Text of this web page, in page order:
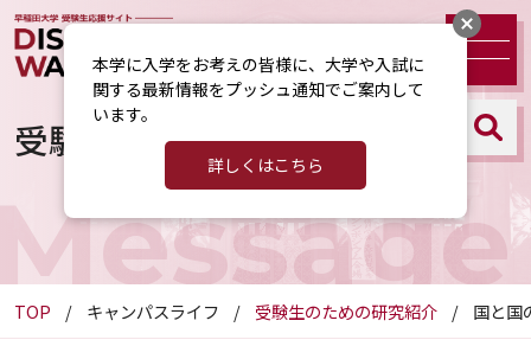
受験生のための研究紹介
TOP キャンパスライフ 受験生のための研究紹介 国と国
本学に入学をお考えの皆様に、大学や入試に
関する最新情報をプッシュ通知でご案内して
います。
詳しくはこちら